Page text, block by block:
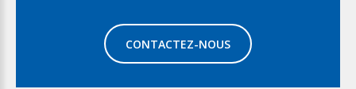
CONTACTEZ-NOUS